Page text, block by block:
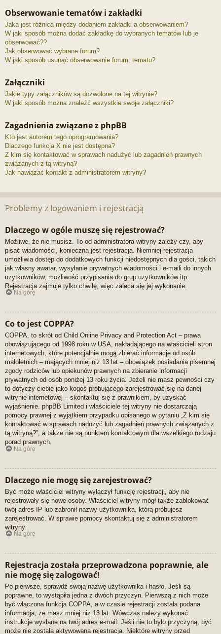
Obserwowanie tematów i zakładki
Jaka jest różnica między dodaniem zakładki a obserwowaniem?
W jaki sposób można dodać zakładkę do wybranych tematów lub je
obserwować??
Jak obserwować wybrane forum?
W jaki sposób usunąć obserwowanie forum, tematu?
Załączniki
Jakie typy załączników są dozwolone na tej witrynie?
W jaki sposób można znaleźć wszystkie swoje załączniki?
Zagadnienia związane z phpBB
Kto jest autorem tego oprogramowania?
Dlaczego funkcja X nie jest dostępna?
Z kim się kontaktować w sprawach nadużyć lub zagadnień prawnych
związanych z tą witryną?
Jak nawiązać kontakt z administratorem witryny?
Problemy z logowaniem i rejestracją
Dlaczego w ogóle muszę się rejestrować?
Możliwe, że nie musisz. To od administratora witryny zależy czy, aby
pisać wiadomości, konieczna jest rejestracja. Niemniej rejestracja
umożliwia dostęp do dodatkowych funkcji niedostępnych dla gości, takich
jak własny awatar, wysyłanie prywatnych wiadomości i e-maili do innych
użytkowników, możliwość przypisania do grup użytkowników itp.
Rejestracja zajmuje tylko chwilę, więc zaleca się jej wykonanie.
Na górę
Co to jest COPPA?
COPPA, to skrót od Child Online Privacy and Protection Act – prawa
obowiązującego od 1998 roku w USA, nakładającego na właścicieli stron
internetowych, które potencjalnie mogą zbierać informacje od osób
małoletnich – mających mniej niż 13 lat – obowiązek posiadania pisemnej
zgody rodziców lub opiekunów prawnych na zbieranie informacji
prywatnych od osób poniżej 13 roku życia. Jeżeli nie masz pewności czy
to dotyczy ciebie jako kogoś próbującego zarejestrować się na danej
witrynie internetowej – skontaktuj się z prawnikiem, by uzyskać
wyjaśnienie. phpBB Limited i właściciele tej witryny nie dostarczają
pomocy prawnej z wyjątkiem przypadku opisanego w pytaniu „Z kim się
kontaktować w sprawach nadużyć lub zagadnień prawnych związanych z
tą witryną?”, a także nie są punktem kontaktowym dla wszelkiego rodzaju
porad prawnych.
Na górę
Dlaczego nie mogę się zarejestrować?
Być może właściciel witryny wyłączył funkcję rejestracji, aby nie
rejestrowały się nowe osoby. Właściciel witryny mógł także zablokować
twój adres IP lub zabronił nazwy użytkownika, którą próbujesz
zarejestrować. W sprawie pomocy skontaktuj się z administratorem
witryny.
Na górę
Rejestracja została przeprowadzona poprawnie, ale
nie mogę się zalogować!
Po pierwsze, sprawdź swoją nazwę użytkownika i hasło. Jeśli są
poprawne, to wystąpiła jedna z dwóch przyczyn. Pierwszą z nich może
być włączona funkcja COPPA, a w czasie rejestracji została podana
informacja, że masz mniej niż 13 lat. Wówczas należy wykonać
instrukcje wysłane na twój adres e-mail. Jeśli nie to było przyczyną, być
może nie została aktywowana rejestracja. Niektóre witryny przed